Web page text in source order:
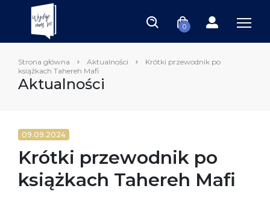
0
Strona główna Aktualności
Krótki przewodnik po
książkach Tahereh Mafi
Aktualności
09.09.2024
Krótki przewodnik po
książkach Tahereh Mafi